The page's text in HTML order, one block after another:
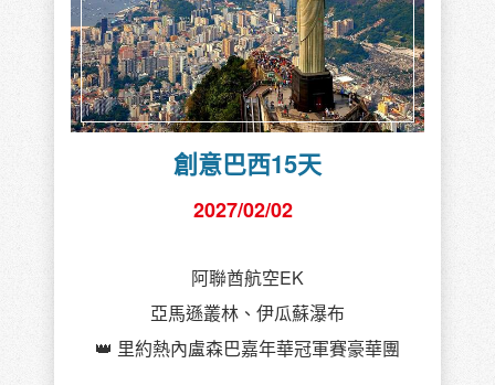
創意巴西15天
2027/02/02
阿聯酋航空EK
亞馬遜叢林、伊瓜蘇瀑布
👑 里約熱內盧森巴嘉年華冠軍賽豪華團